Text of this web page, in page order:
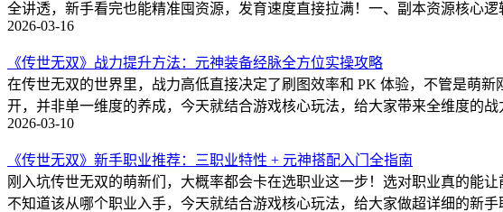
全讲透，新手看完也能精准囤资源，发育速度直接拉满！一、副本资源核心
2026-03-16
《传世无双》战力提升方法：元神装备经脉全方位实操攻略
在传世无双的世界里，战力高低直接决定了刷图效率和 PK 体验，不管是萌
开，并非单一维度的养成，今天就结合游戏核心玩法，给大家带来全维度的
2026-03-10
《传世无双》新手职业推荐：三职业特性 + 元神搭配入门全指南
刚入坑传世无双的萌新们，大概率都会卡在选职业这一步！选对职业真的能
不知道该从哪个职业入手，今天就结合游戏核心玩法，给大家做超详细的新